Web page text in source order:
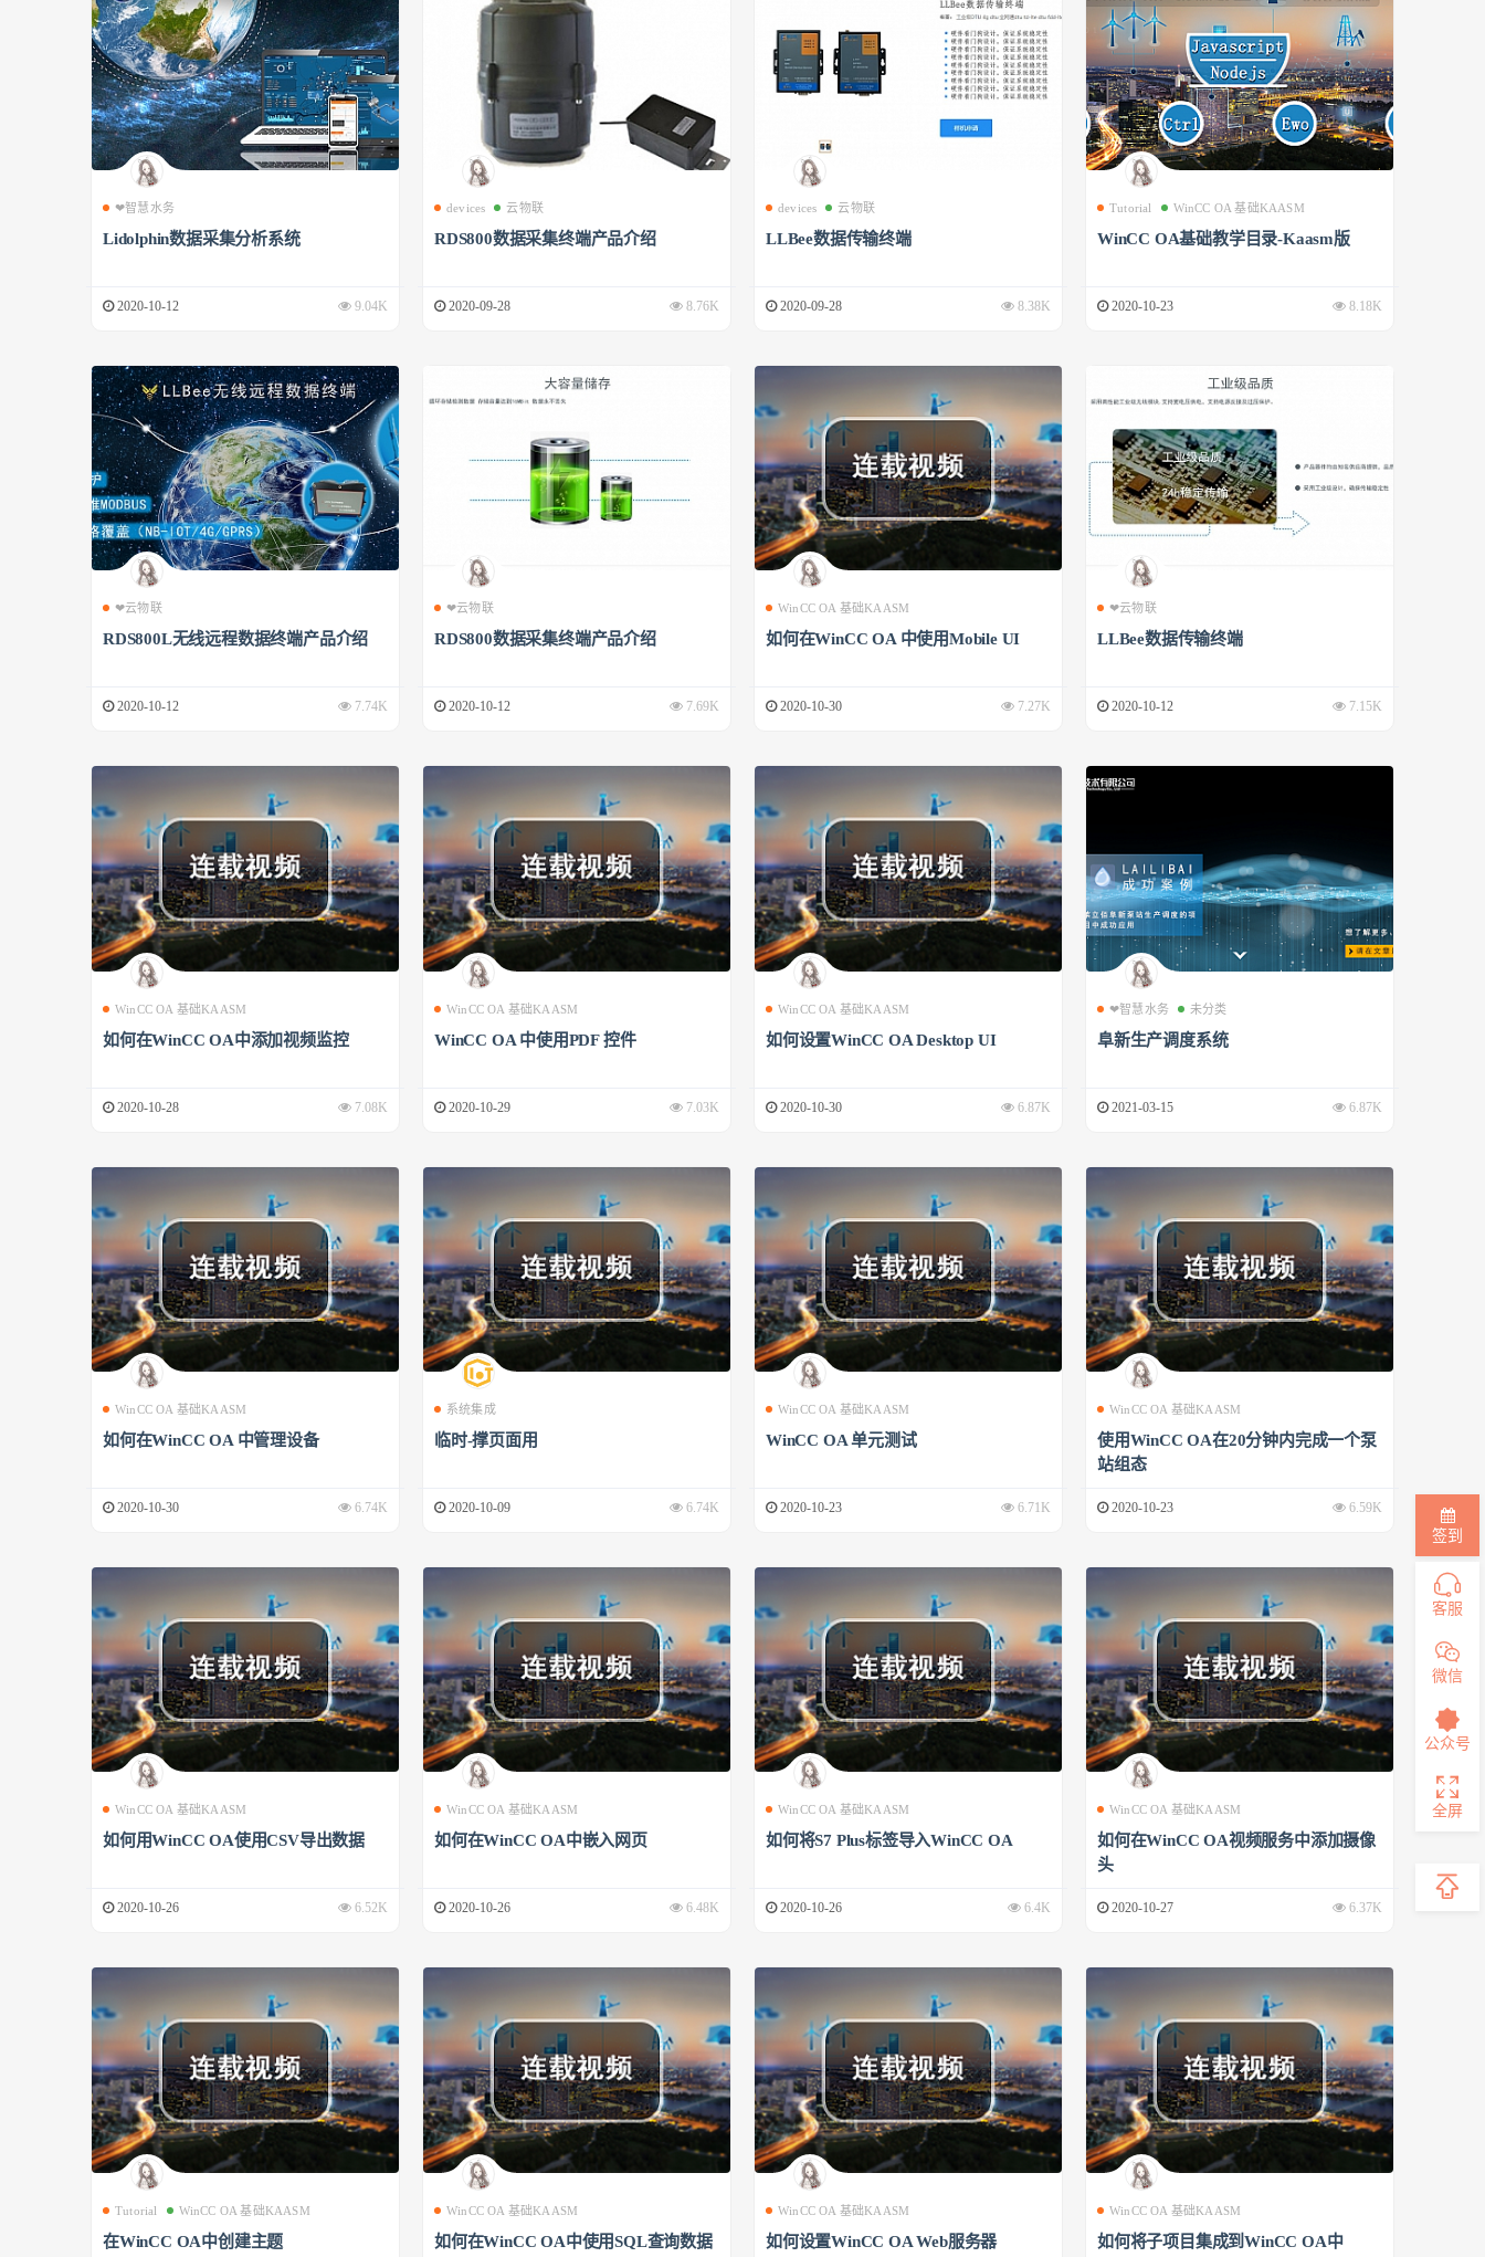
❤智慧水务
Lidolphin数据采集分析系统
2020-10-12 9.04K
devices 云物联
RDS800数据采集终端产品介绍
2020-09-28 8.76K
devices 云物联
LLBee数据传输终端
2020-09-28 8.38K
Tutorial WinCC OA 基础KAASM
WinCC OA基础教学目录-Kaasm版
2020-10-23 8.18K
❤云物联
RDS800L无线远程数据终端产品介绍
2020-10-12 7.74K
❤云物联
RDS800数据采集终端产品介绍
2020-10-12 7.69K
WinCC OA 基础KAASM
如何在WinCC OA 中使用Mobile UI
2020-10-30 7.27K
❤云物联
LLBee数据传输终端
2020-10-12 7.15K
WinCC OA 基础KAASM
如何在WinCC OA中添加视频监控
2020-10-28 7.08K
WinCC OA 基础KAASM
WinCC OA 中使用PDF 控件
2020-10-29 7.03K
WinCC OA 基础KAASM
如何设置WinCC OA Desktop UI
2020-10-30 6.87K
❤智慧水务 未分类
阜新生产调度系统
2021-03-15 6.87K
WinCC OA 基础KAASM
如何在WinCC OA 中管理设备
2020-10-30 6.74K
系统集成
临时-撑页面用
2020-10-09 6.74K
WinCC OA 基础KAASM
WinCC OA 单元测试
2020-10-23 6.71K
WinCC OA 基础KAASM
使用WinCC OA在20分钟内完成一个泵
站组态
2020-10-23 6.59K
WinCC OA 基础KAASM
如何用WinCC OA使用CSV导出数据
2020-10-26 6.52K
WinCC OA 基础KAASM
如何在WinCC OA中嵌入网页
2020-10-26 6.48K
WinCC OA 基础KAASM
如何将S7 Plus标签导入WinCC OA
2020-10-26 6.4K
WinCC OA 基础KAASM
如何在WinCC OA视频服务中添加摄像
头
2020-10-27 6.37K
Tutorial WinCC OA 基础KAASM
在WinCC OA中创建主题
WinCC OA 基础KAASM
如何在WinCC OA中使用SQL查询数据
WinCC OA 基础KAASM
如何设置WinCC OA Web服务器
WinCC OA 基础KAASM
如何将子项目集成到WinCC OA中
签到
客服
微信
公众号
全屏